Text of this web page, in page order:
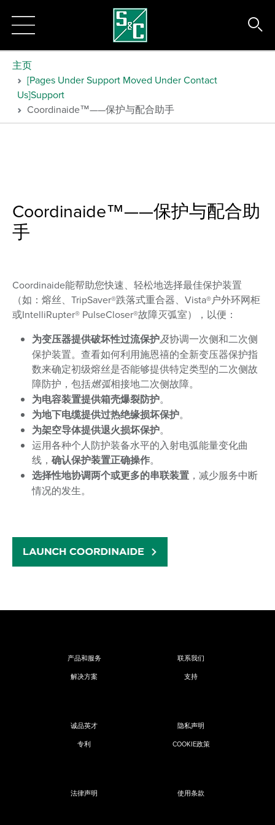
主页
[Pages Under Support Moved Under Contact
Us]Support
Coordinaide™——保护与配合助手
Coordinaide™——保护与配合助
手
Coordinaide能帮助您快速、轻松地选择最佳保护装置
（如：熔丝、TripSaver®跌落式重合器、Vista®户外环网柜
或IntelliRupter® PulseCloser®故障灭弧室），以便：
为变压器提供破坏性过流保护及协调一次侧和二次侧
保护装置。查看如何利用施恩禧的全新变压器保护指
数来确定初级熔丝是否能够提供特定类型的二次侧故
障防护，包括燃弧相接地二次侧故障。
为电容装置提供箱壳爆裂防护。
为地下电缆提供过热绝缘损坏保护。
为架空导体提供退火损坏保护。
运用各种个人防护装备水平的入射电弧能量变化曲
线， 确认保护装置正确操作。
选择性地协调两个或更多的串联装置 ，减少服务中断
情况的发生。
产品和服务
解决方案
联系我们
支持
诚品英才
专利
隐私声明
COOKIE政策
法律声明 使用条款